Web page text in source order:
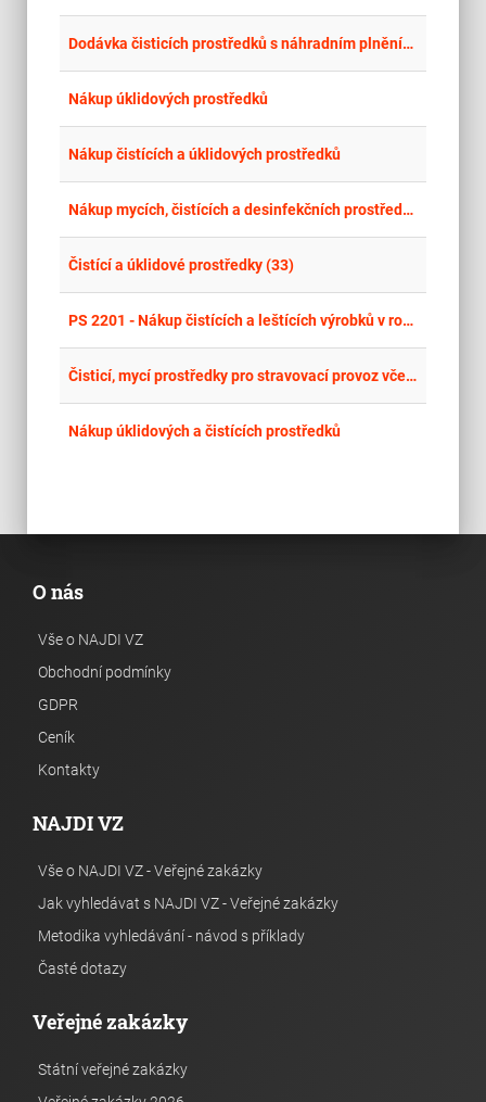
Dodávka čisticích prostředků s náhradním plněním do PN Horní Beřkovice
Nákup úklidových prostředků
Nákup čistících a úklidových prostředků
Nákup mycích, čistících a desinfekčních prostředků pro realizace úklidu viz. (technická specifikace)
Čistící a úklidové prostředky (33)
PS 2201 - Nákup čistících a leštících výrobků v roce 2026
Čisticí, mycí prostředky pro stravovací provoz včetně bezplatné výpůjčky dávkovacích zařízení chemie
Nákup úklidových a čistících prostředků
O nás
Vše o NAJDI VZ
Obchodní podmínky
GDPR
Ceník
Kontakty
NAJDI VZ
Vše o NAJDI VZ - Veřejné zakázky
Jak vyhledávat s NAJDI VZ - Veřejné zakázky
Metodika vyhledávání - návod s příklady
Časté dotazy
Veřejné zakázky
Státní veřejné zakázky